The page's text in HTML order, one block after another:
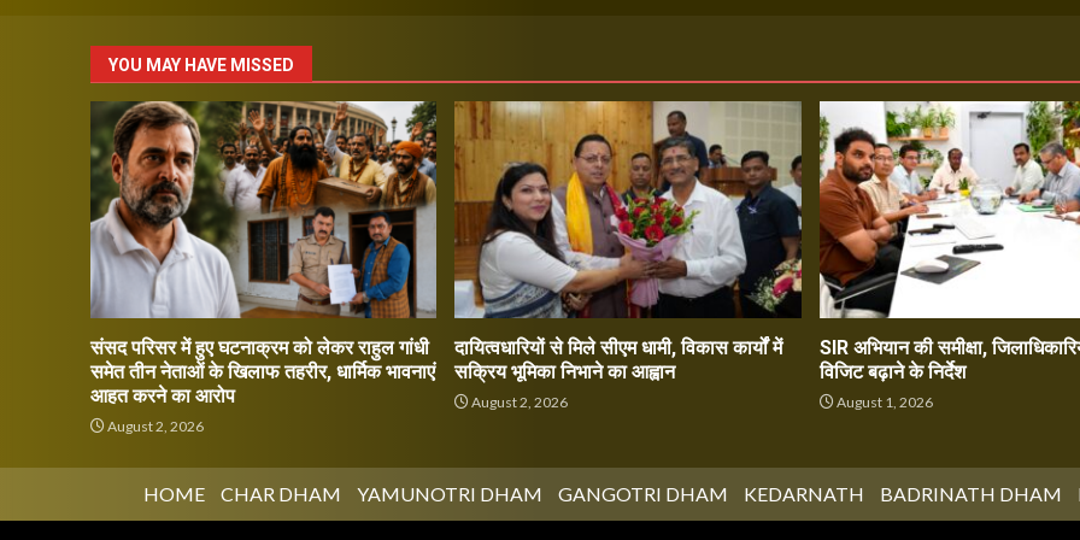
YOU MAY HAVE MISSED
संसद परिसर में हुए घटनाक्रम को लेकर राहुल गांधी
समेत तीन नेताओं के खिलाफ तहरीर, धार्मिक भावनाएं
आहत करने का आरोप
August 2, 2026
दायित्वधारियों से मिले सीएम धामी, विकास कार्यों में
सक्रिय भूमिका निभाने का आह्वान
August 2, 2026
SIR अभियान की समीक्षा,
विजिट बढ़ाने के निर्देश
August 1, 2026
HOME CHAR DHAM YAMUNOTRI DHAM GANGOTRI DHAM KEDARNATH BADRINATH DHAM